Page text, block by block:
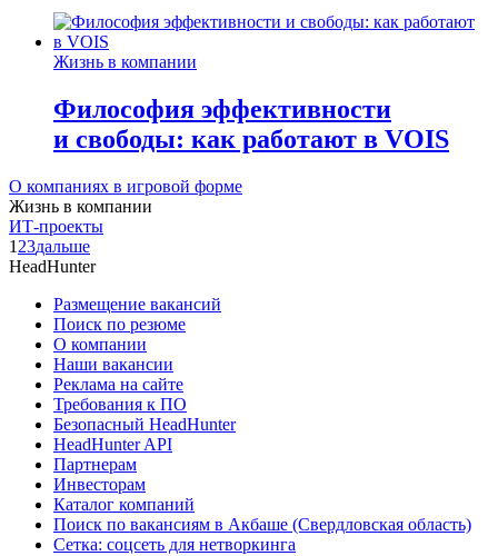
Жизнь в компании
Философия эффективности
и свободы: как работают в VOIS
О компаниях в игровой форме
Жизнь в компании
ИТ-проекты
1 23дальше
HeadHunter
Размещение вакансий
Поиск по резюме
О компании
Наши вакансии
Реклама на сайте
Требования к ПО
Безопасный HeadHunter
HeadHunter API
Партнерам
Инвесторам
Каталог компаний
Поиск по вакансиям в Акбаше (Свердловская область)
Сетка: соцсеть для нетворкинга